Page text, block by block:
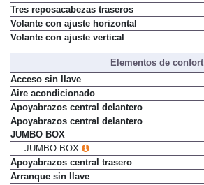
conducción
Tres reposacabezas traseros
Volante con ajuste horizontal
Elementos de confort
Acceso sin llave
Aire acondicionado
Apoyabrazos central delantero
Apoyabrazos central delantero
JUMBO BOX
JUMBO BOX
Apoyabrazos central trasero